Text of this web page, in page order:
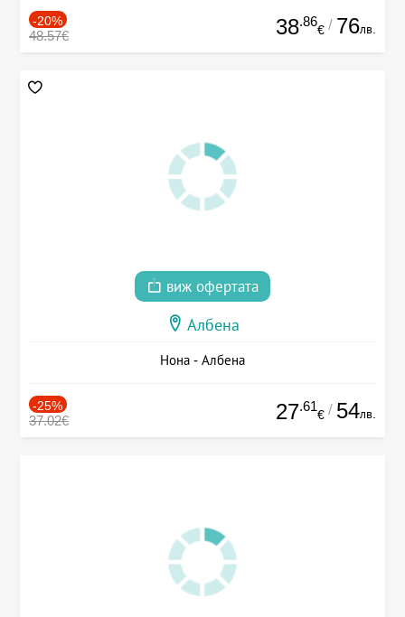
-20%
48.57€ 38.86
€ / 76лв.
виж офертата
Албена
Нона - Албена
-25%
37.02€ 27.61
€ / 54лв.